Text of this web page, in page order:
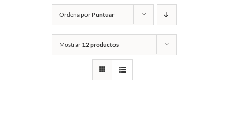
Ordena por Puntuar
Mostrar 12 productos